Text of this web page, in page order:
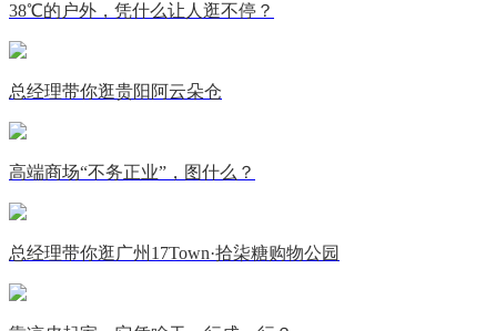
38℃的户外，凭什么让人逛不停？
总经理带你逛贵阳阿云朵仓
高端商场“不务正业”，图什么？
总经理带你逛广州17Town·拾柒糖购物公园